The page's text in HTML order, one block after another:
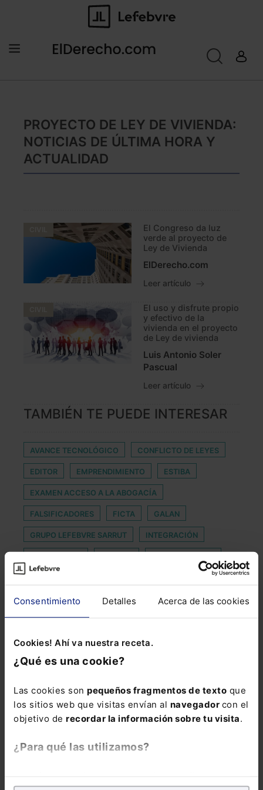
Consentimiento Detalles Acerca de las cookies
Cookies! Ahí va nuestra receta.
¿Qué es una cookie?
Las cookies son pequeños fragmentos de texto que
los sitios web que visitas envían al navegador con el
objetivo de recordar la información sobre tu visita.
¿Para qué las utilizamos?
PROYECTO DE LEY DE VIVIENDA:
NOTICIAS DE ÚLTIMA HORA Y
ACTUALIDAD
El Congreso da luz
verde al proyecto de
Ley de Vivienda
ElDerecho.com
Leer artículo
El uso y disfrute propio
y efectivo de la
vivienda en el proyecto
de Ley de vivienda
Luis Antonio Soler
Pascual
Leer artículo
TAMBIÉN TE PUEDE INTERESAR
AVANCE TECNOLÓGICO CONFLICTO DE LEYES
EDITOR EMPRENDIMIENTO ESTIBA
EXAMEN ACCESO A LA ABOGACÍA
FALSIFICADORES FICTA GALAN
GRUPO LEFEBVRE SARRUT INTEGRACIÓN
MEDALLA DE HONOR MEDIDA CAUTELAR
MEDIO INFORMATIVO MÓDULO SALARIAL
NORMATIVA FISCAL OWN
PROHIBICIÓN DE USO
TRANSMISIÓN DE ACTIVOS TRIUNFO